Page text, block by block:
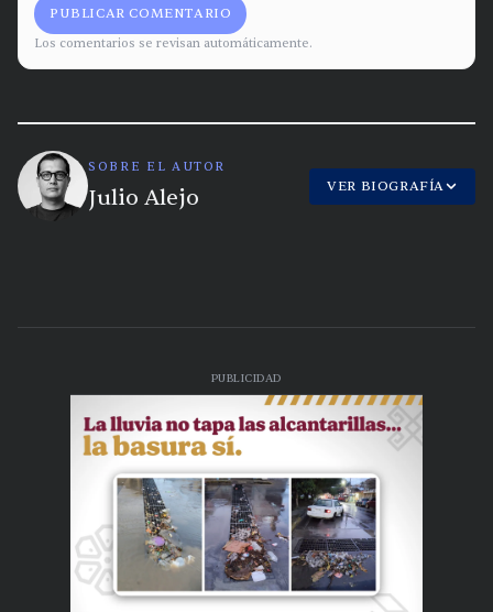
PUBLICAR COMENTARIO
Los comentarios se revisan automáticamente.
SOBRE EL AUTOR
Julio Alejo VER BIOGRAFÍA
PUBLICIDAD